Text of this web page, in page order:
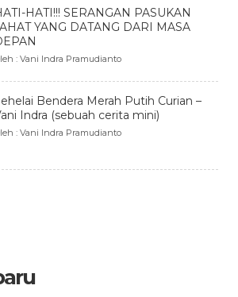
HATI!!! SERANGAN PASUKAN
YANG DATANG DARI MASA
: Vani Indra Pramudianto
Bendera Merah Putih Curian –
Indra (sebuah cerita mini)
: Vani Indra Pramudianto